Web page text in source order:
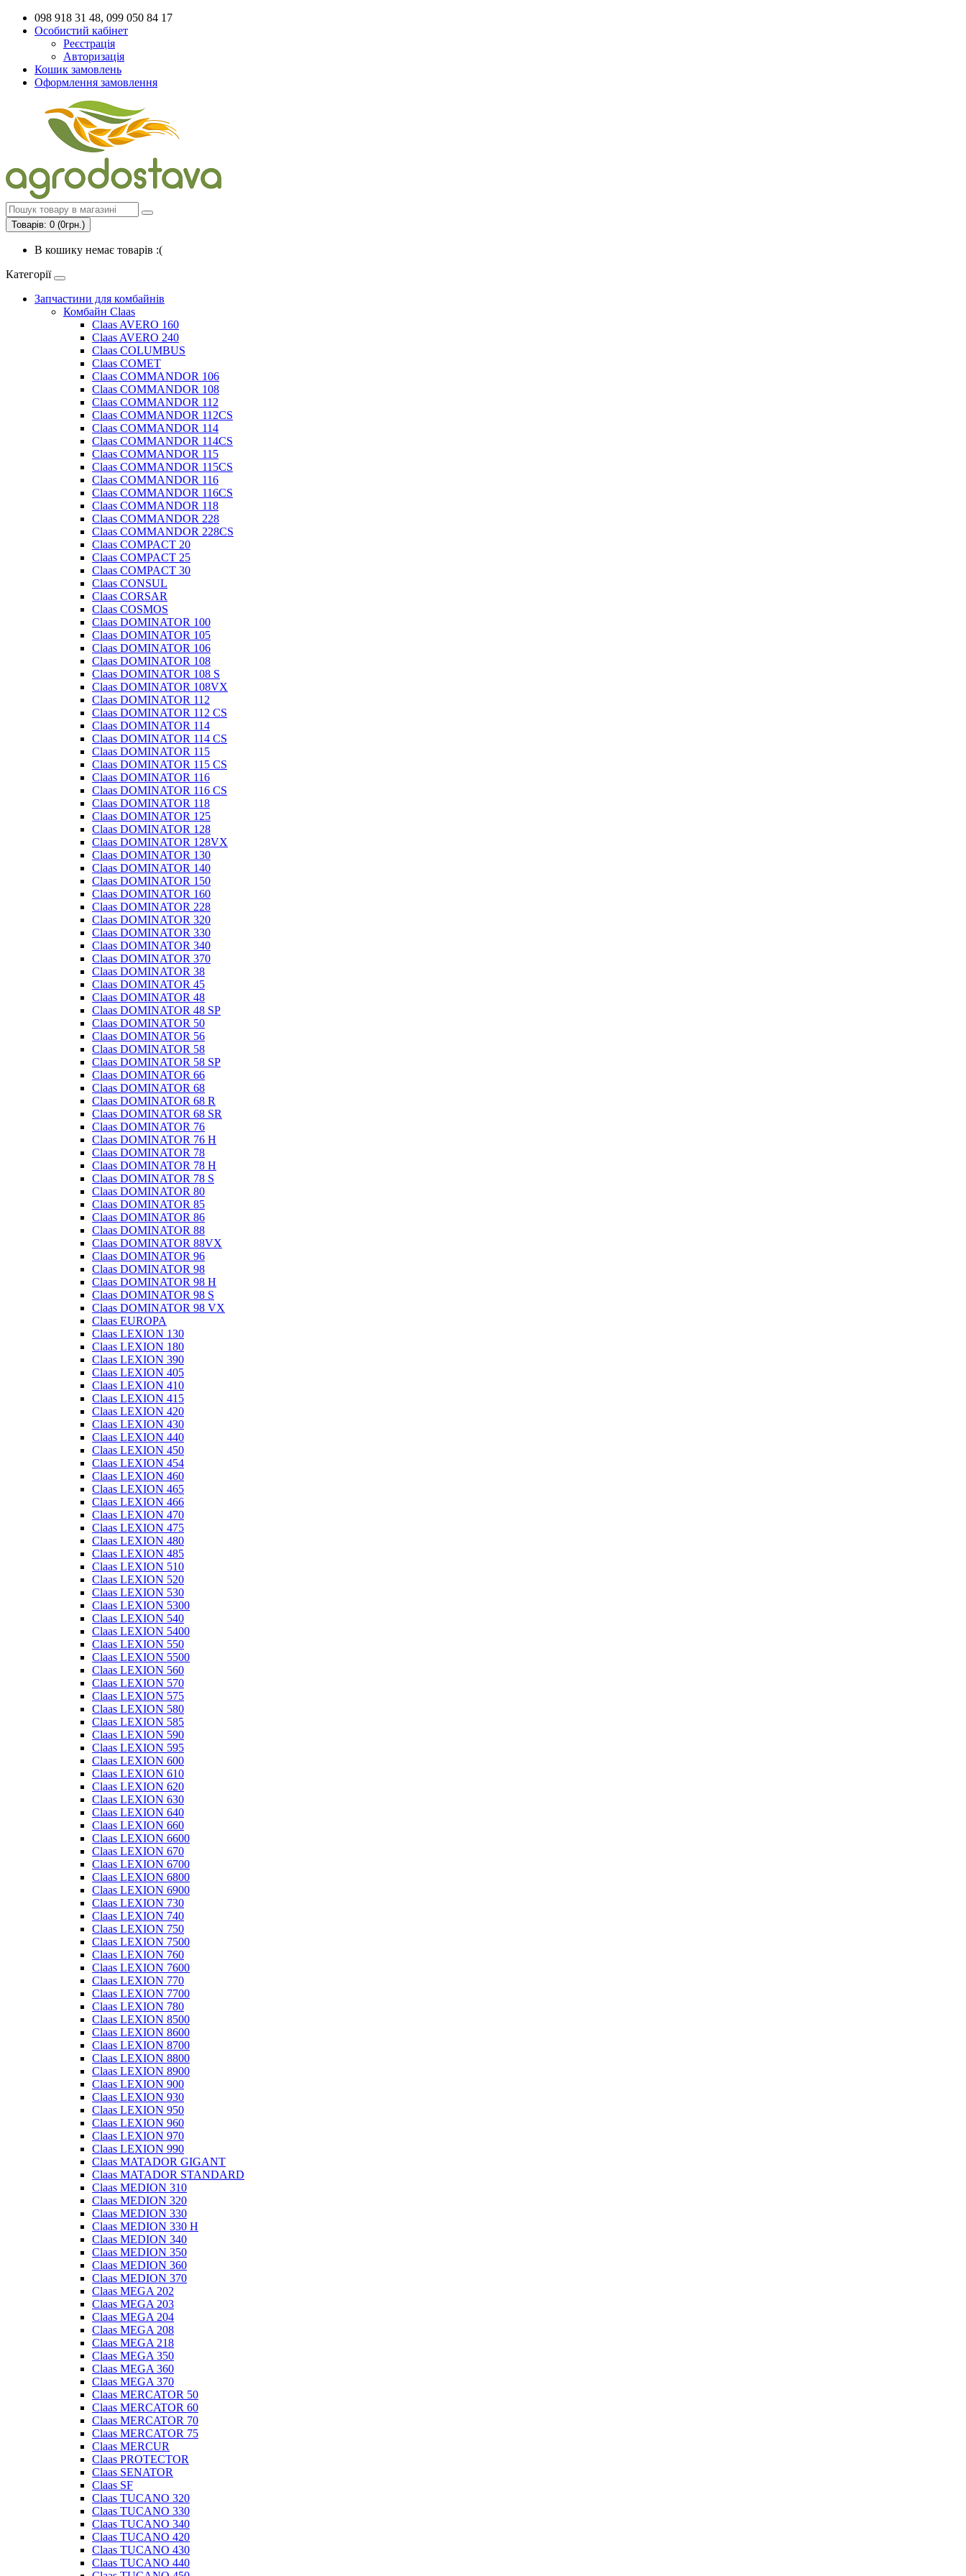
098 918 31 48, 099 050 84 17
Особистий кабінет
Реєстрація
Авторизація
Кошик замовлень
Оформлення замовлення
Товарів: 0 (0грн.)
В кошику немає товарів :(
Категорії
Запчастини для комбайнів
Комбайн Claas
Claas AVERO 160
Claas AVERO 240
Claas COLUMBUS
Claas COMET
Claas COMMANDOR 106
Claas COMMANDOR 108
Claas COMMANDOR 112
Claas COMMANDOR 112CS
Claas COMMANDOR 114
Claas COMMANDOR 114CS
Claas COMMANDOR 115
Claas COMMANDOR 115CS
Claas COMMANDOR 116
Claas COMMANDOR 116CS
Claas COMMANDOR 118
Claas COMMANDOR 228
Claas COMMANDOR 228CS
Claas COMPACT 20
Claas COMPACT 25
Claas COMPACT 30
Claas CONSUL
Claas CORSAR
Claas COSMOS
Claas DOMINATOR 100
Claas DOMINATOR 105
Claas DOMINATOR 106
Claas DOMINATOR 108
Claas DOMINATOR 108 S
Claas DOMINATOR 108VX
Claas DOMINATOR 112
Claas DOMINATOR 112 CS
Claas DOMINATOR 114
Claas DOMINATOR 114 CS
Claas DOMINATOR 115
Claas DOMINATOR 115 CS
Claas DOMINATOR 116
Claas DOMINATOR 116 CS
Claas DOMINATOR 118
Claas DOMINATOR 125
Claas DOMINATOR 128
Claas DOMINATOR 128VX
Claas DOMINATOR 130
Claas DOMINATOR 140
Claas DOMINATOR 150
Claas DOMINATOR 160
Claas DOMINATOR 228
Claas DOMINATOR 320
Claas DOMINATOR 330
Claas DOMINATOR 340
Claas DOMINATOR 370
Claas DOMINATOR 38
Claas DOMINATOR 45
Claas DOMINATOR 48
Claas DOMINATOR 48 SP
Claas DOMINATOR 50
Claas DOMINATOR 56
Claas DOMINATOR 58
Claas DOMINATOR 58 SP
Claas DOMINATOR 66
Claas DOMINATOR 68
Claas DOMINATOR 68 R
Claas DOMINATOR 68 SR
Claas DOMINATOR 76
Claas DOMINATOR 76 H
Claas DOMINATOR 78
Claas DOMINATOR 78 H
Claas DOMINATOR 78 S
Claas DOMINATOR 80
Claas DOMINATOR 85
Claas DOMINATOR 86
Claas DOMINATOR 88
Claas DOMINATOR 88VX
Claas DOMINATOR 96
Claas DOMINATOR 98
Claas DOMINATOR 98 H
Claas DOMINATOR 98 S
Claas DOMINATOR 98 VX
Claas EUROPA
Claas LEXION 130
Claas LEXION 180
Claas LEXION 390
Claas LEXION 405
Claas LEXION 410
Claas LEXION 415
Claas LEXION 420
Claas LEXION 430
Claas LEXION 440
Claas LEXION 450
Claas LEXION 454
Claas LEXION 460
Claas LEXION 465
Claas LEXION 466
Claas LEXION 470
Claas LEXION 475
Claas LEXION 480
Claas LEXION 485
Claas LEXION 510
Claas LEXION 520
Claas LEXION 530
Claas LEXION 5300
Claas LEXION 540
Claas LEXION 5400
Claas LEXION 550
Claas LEXION 5500
Claas LEXION 560
Claas LEXION 570
Claas LEXION 575
Claas LEXION 580
Claas LEXION 585
Claas LEXION 590
Claas LEXION 595
Claas LEXION 600
Claas LEXION 610
Claas LEXION 620
Claas LEXION 630
Claas LEXION 640
Claas LEXION 660
Claas LEXION 6600
Claas LEXION 670
Claas LEXION 6700
Claas LEXION 6800
Claas LEXION 6900
Claas LEXION 730
Claas LEXION 740
Claas LEXION 750
Claas LEXION 7500
Claas LEXION 760
Claas LEXION 7600
Claas LEXION 770
Claas LEXION 7700
Claas LEXION 780
Claas LEXION 8500
Claas LEXION 8600
Claas LEXION 8700
Claas LEXION 8800
Claas LEXION 8900
Claas LEXION 900
Claas LEXION 930
Claas LEXION 950
Claas LEXION 960
Claas LEXION 970
Claas LEXION 990
Claas MATADOR GIGANT
Claas MATADOR STANDARD
Claas MEDION 310
Claas MEDION 320
Claas MEDION 330
Claas MEDION 330 H
Claas MEDION 340
Claas MEDION 350
Claas MEDION 360
Claas MEDION 370
Claas MEGA 202
Claas MEGA 203
Claas MEGA 204
Claas MEGA 208
Claas MEGA 218
Claas MEGA 350
Claas MEGA 360
Claas MEGA 370
Claas MERCATOR 50
Claas MERCATOR 60
Claas MERCATOR 70
Claas MERCATOR 75
Claas MERCUR
Claas PROTECTOR
Claas SENATOR
Claas SF
Claas TUCANO 320
Claas TUCANO 330
Claas TUCANO 340
Claas TUCANO 420
Claas TUCANO 430
Claas TUCANO 440